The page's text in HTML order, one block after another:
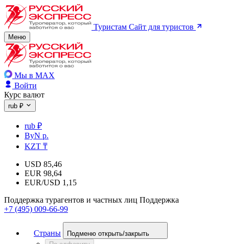
Туристам Сайт для туристов
Меню
Мы в MAX
Войти
Курс валют
rub ₽
rub ₽
ByN р.
KZT ₸
USD 85,46
EUR 98,64
EUR/USD 1,15
Поддержка турагентов и частных лиц Поддержка
+7 (495) 009-66-99
Страны
Подменю открыть/закрыть